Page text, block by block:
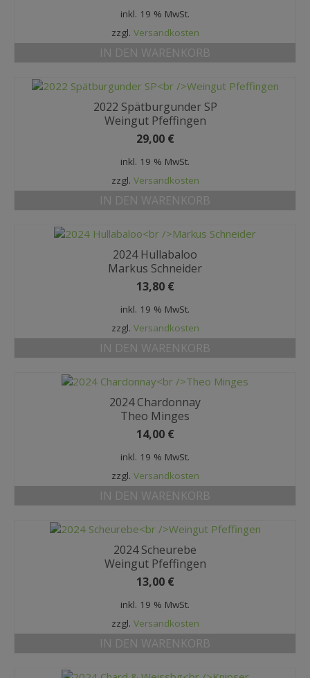
inkl. 19 % MwSt.
zzgl. Versandkosten
IN DEN WARENKORB
2022 Spätburgunder SP
Weingut Pfeffingen
29,00 €
inkl. 19 % MwSt.
zzgl. Versandkosten
IN DEN WARENKORB
2024 Hullabaloo
Markus Schneider
13,80 €
inkl. 19 % MwSt.
zzgl. Versandkosten
IN DEN WARENKORB
2024 Chardonnay
Theo Minges
14,00 €
inkl. 19 % MwSt.
zzgl. Versandkosten
IN DEN WARENKORB
2024 Scheurebe
Weingut Pfeffingen
13,00 €
inkl. 19 % MwSt.
zzgl. Versandkosten
IN DEN WARENKORB